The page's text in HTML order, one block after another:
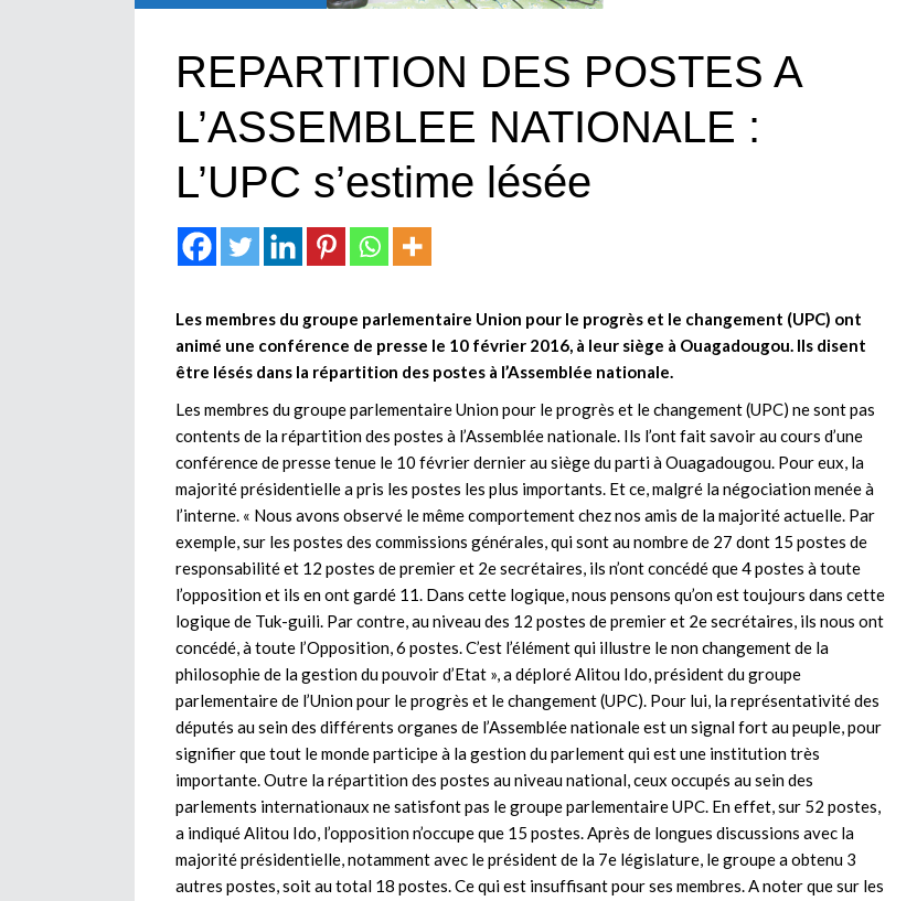
REPARTITION DES POSTES A
L’ASSEMBLEE NATIONALE :
L’UPC s’estime lésée
Les membres du groupe parlementaire Union pour le progrès et le changement (UPC) ont
animé une conférence de presse le 10 février 2016, à leur siège à Ouagadougou. Ils disent
être lésés dans la répartition des postes à l’Assemblée nationale.
Les membres du groupe parlementaire Union pour le progrès et le changement (UPC) ne sont pas
contents de la répartition des postes à l’Assemblée nationale. Ils l’ont fait savoir au cours d’une
conférence de presse tenue le 10 février dernier au siège du parti à Ouagadougou. Pour eux, la
majorité présidentielle a pris les postes les plus importants. Et ce, malgré la négociation menée à
l’interne. « Nous avons observé le même comportement chez nos amis de la majorité actuelle. Par
exemple, sur les postes des commissions générales, qui sont au nombre de 27 dont 15 postes de
responsabilité et 12 postes de premier et 2e secrétaires, ils n’ont concédé que 4 postes à toute
l’opposition et ils en ont gardé 11. Dans cette logique, nous pensons qu’on est toujours dans cette
logique de Tuk-guili. Par contre, au niveau des 12 postes de premier et 2e secrétaires, ils nous ont
concédé, à toute l’Opposition, 6 postes. C’est l’élément qui illustre le non changement de la
philosophie de la gestion du pouvoir d’Etat », a déploré Alitou Ido, président du groupe
parlementaire de l’Union pour le progrès et le changement (UPC). Pour lui, la représentativité des
députés au sein des différents organes de l’Assemblée nationale est un signal fort au peuple, pour
signifier que tout le monde participe à la gestion du parlement qui est une institution très
importante. Outre la répartition des postes au niveau national, ceux occupés au sein des
parlements internationaux ne satisfont pas le groupe parlementaire UPC. En effet, sur 52 postes,
a indiqué Alitou Ido, l’opposition n’occupe que 15 postes. Après de longues discussions avec la
majorité présidentielle, notamment avec le président de la 7e législature, le groupe a obtenu 3
autres postes, soit au total 18 postes. Ce qui est insuffisant pour ses membres. A noter que sur les